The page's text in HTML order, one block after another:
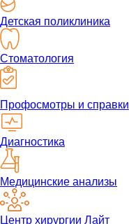
Детская поликлиника
Стоматология
Профосмотры и справки
Диагностика
Медицинские анализы
Центр хирургии Лайт